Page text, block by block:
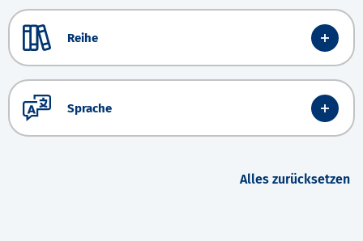
Reihe
Sprache
Alles zurücksetzen